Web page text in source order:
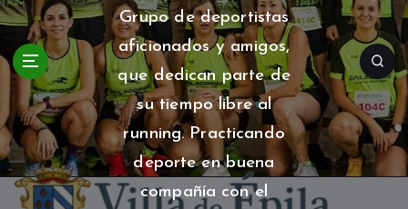
a
l
e
n
i
Grupo de deportistas
aficionados y amigos,
que dedican parte de
su tiempo libre al
running. Practicando
deporte en buena
compañía con el